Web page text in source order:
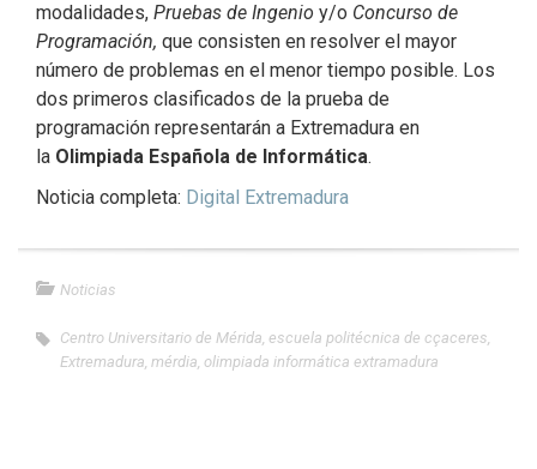
modalidades, Pruebas de Ingenio y/o Concurso de
Programación, que consisten en resolver el mayor
número de problemas en el menor tiempo posible. Los
dos primeros clasificados de la prueba de
programación representarán a Extremadura en
la Olimpiada Española de Informática.
Noticia completa: Digital Extremadura
Noticias
Centro Universitario de Mérida, escuela politécnica de cçaceres,
Extremadura, mérdia, olimpiada informática extramadura